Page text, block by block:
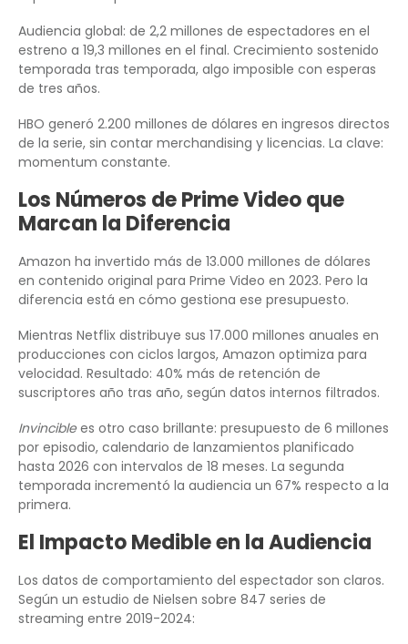
Audiencia global: de 2,2 millones de espectadores en el
estreno a 19,3 millones en el final. Crecimiento sostenido
temporada tras temporada, algo imposible con esperas
de tres años.
HBO generó 2.200 millones de dólares en ingresos directos
de la serie, sin contar merchandising y licencias. La clave:
momentum constante.
Los Números de Prime Video que
Marcan la Diferencia
Amazon ha invertido más de 13.000 millones de dólares
en contenido original para Prime Video en 2023. Pero la
diferencia está en cómo gestiona ese presupuesto.
Mientras Netflix distribuye sus 17.000 millones anuales en
producciones con ciclos largos, Amazon optimiza para
velocidad. Resultado: 40% más de retención de
suscriptores año tras año, según datos internos filtrados.
Invinciblees otro caso brillante: presupuesto de 6 millones
por episodio, calendario de lanzamientos planificado
hasta 2026 con intervalos de 18 meses. La segunda
temporada incrementó la audiencia un 67% respecto a la
primera.
El Impacto Medible en la Audiencia
Los datos de comportamiento del espectador son claros.
Según un estudio de Nielsen sobre 847 series de
streaming entre 2019-2024: